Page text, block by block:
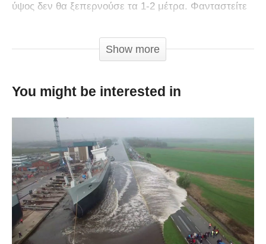
ύψος δεν θα ξεπερνούσε τα 1-2 μέτρα. Φανταστείτε
σε σχεδόν 59 μέτρα ύψος, πιο ψηλά από τον Πύργο
της Πίζας, η οποία βρίσκεται σε ένα βράχο πάνω
θα πείτε «ευχαριστώ, δεν θα πάρω», όμως αξίζει να
έζησε ο ατρόμητος 27χρονος Laso Schaller
σημειώνοντας παγκόσμιο ρεκόρ.
via
Show more
You might be interested in